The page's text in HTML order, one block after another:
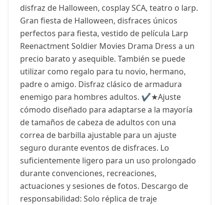
disfraz de Halloween, cosplay SCA, teatro o larp.
Gran fiesta de Halloween, disfraces únicos
perfectos para fiesta, vestido de película Larp
Reenactment Soldier Movies Drama Dress a un
precio barato y asequible. También se puede
utilizar como regalo para tu novio, hermano,
padre o amigo. Disfraz clásico de armadura
enemigo para hombres adultos. ✔️★Ajuste
cómodo diseñado para adaptarse a la mayoría
de tamaños de cabeza de adultos con una
correa de barbilla ajustable para un ajuste
seguro durante eventos de disfraces. Lo
suficientemente ligero para un uso prolongado
durante convenciones, recreaciones,
actuaciones y sesiones de fotos. Descargo de
responsabilidad: Solo réplica de traje